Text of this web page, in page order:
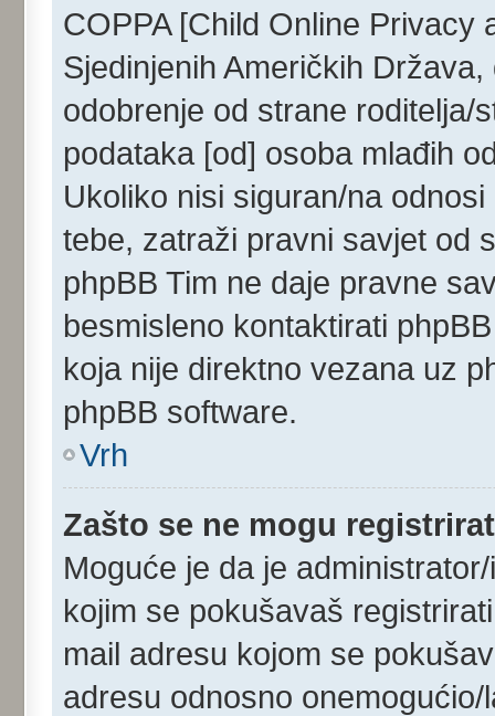
COPPA [Child Online Privacy
Sjedinjenih Američkih
odobrenje od strane roditelja/
podataka [od] osoba mlađih
Ukoliko nisi siguran/na
tebe, zatraži pravni savjet od
phpBB Tim ne daje pravne
besmisleno kontaktirati
koja nije direktno vezana uz
phpBB software.
Vrh
Zašto se ne mogu
Moguće je da je
kojim se pokušavaš
mail adresu kojom se
adresu odnosno